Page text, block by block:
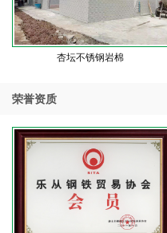
杏坛不锈钢岩棉
荣誉资质